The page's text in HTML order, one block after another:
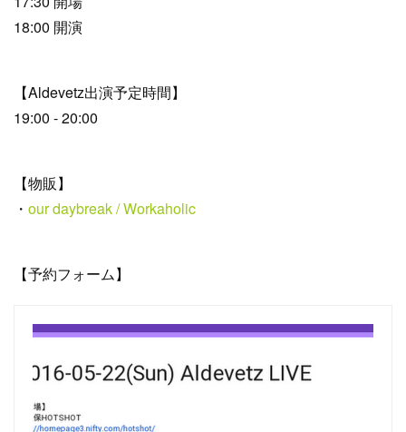
18:00 開演
【Aldevetz出演予定時間】
19:00 - 20:00
【物販】
・ our daybreak / Workaholic
【予約フォーム】